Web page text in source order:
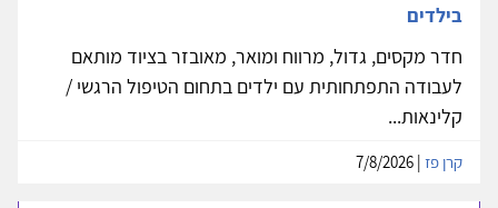
בילדים
חדר מקסים, גדול, מרווח ומואר, מאובזר בציוד מותאם
לעבודה התפתחותית עם ילדים בתחום הטיפול הרגשי /
קלינאות...
קרן פז